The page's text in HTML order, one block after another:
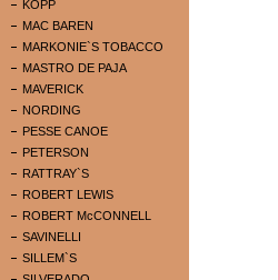
KOPP
MAC BAREN
MARKONIE`S TOBACCO
MASTRO DE PAJA
MAVERICK
NORDING
PESSE CANOE
PETERSON
RATTRAY`S
ROBERT LEWIS
ROBERT McCONNELL
SAVINELLI
SILLEM`S